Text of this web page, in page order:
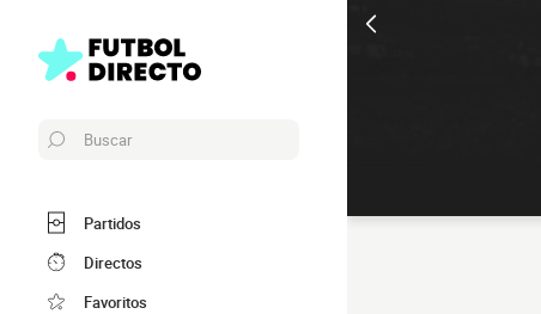
Buscar
Partidos
Directos
Favoritos